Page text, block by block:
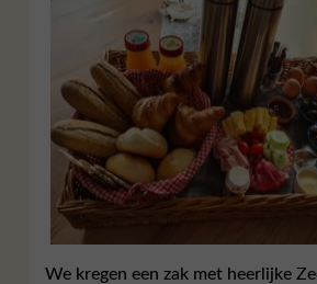
We kregen een zak met heerlijke